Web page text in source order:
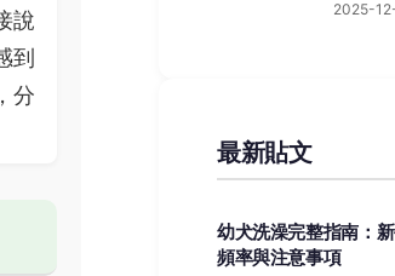
說
到
分
2025-
最新貼文
幼犬洗澡完整指南：新
頻率與注意事項